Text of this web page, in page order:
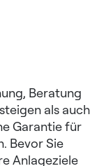
Beratung
als auch
Garantie für
Bevor Sie
Anlageziele